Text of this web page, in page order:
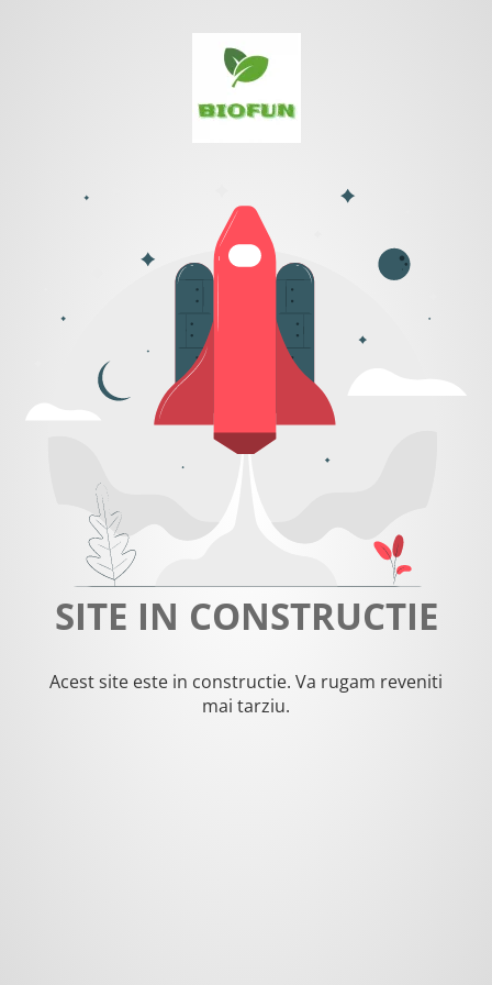
SITE IN CONSTRUCTIE
Acest site este in constructie. Va rugam reveniti
mai tarziu.